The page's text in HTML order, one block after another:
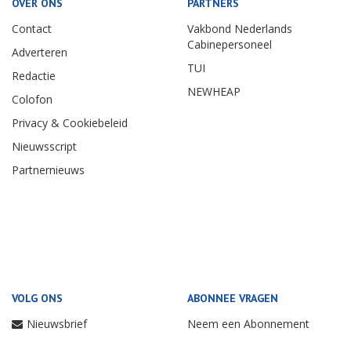
OVER ONS
Contact
Adverteren
Redactie
Colofon
Privacy & Cookiebeleid
Nieuwsscript
Partnernieuws
PARTNERS
Vakbond Nederlands
Cabinepersoneel
TUI
NEWHEAP
VOLG ONS
Nieuwsbrief
ABONNEE VRAGEN
Neem een Abonnement